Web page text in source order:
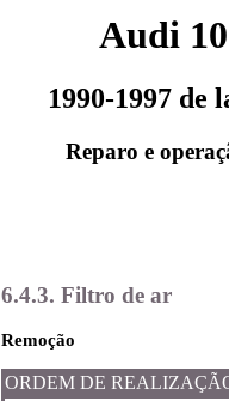
Audi
1990-1997 de
Reparo e
6.4.3. Filtro de ar
Remoção
ORDEM DE